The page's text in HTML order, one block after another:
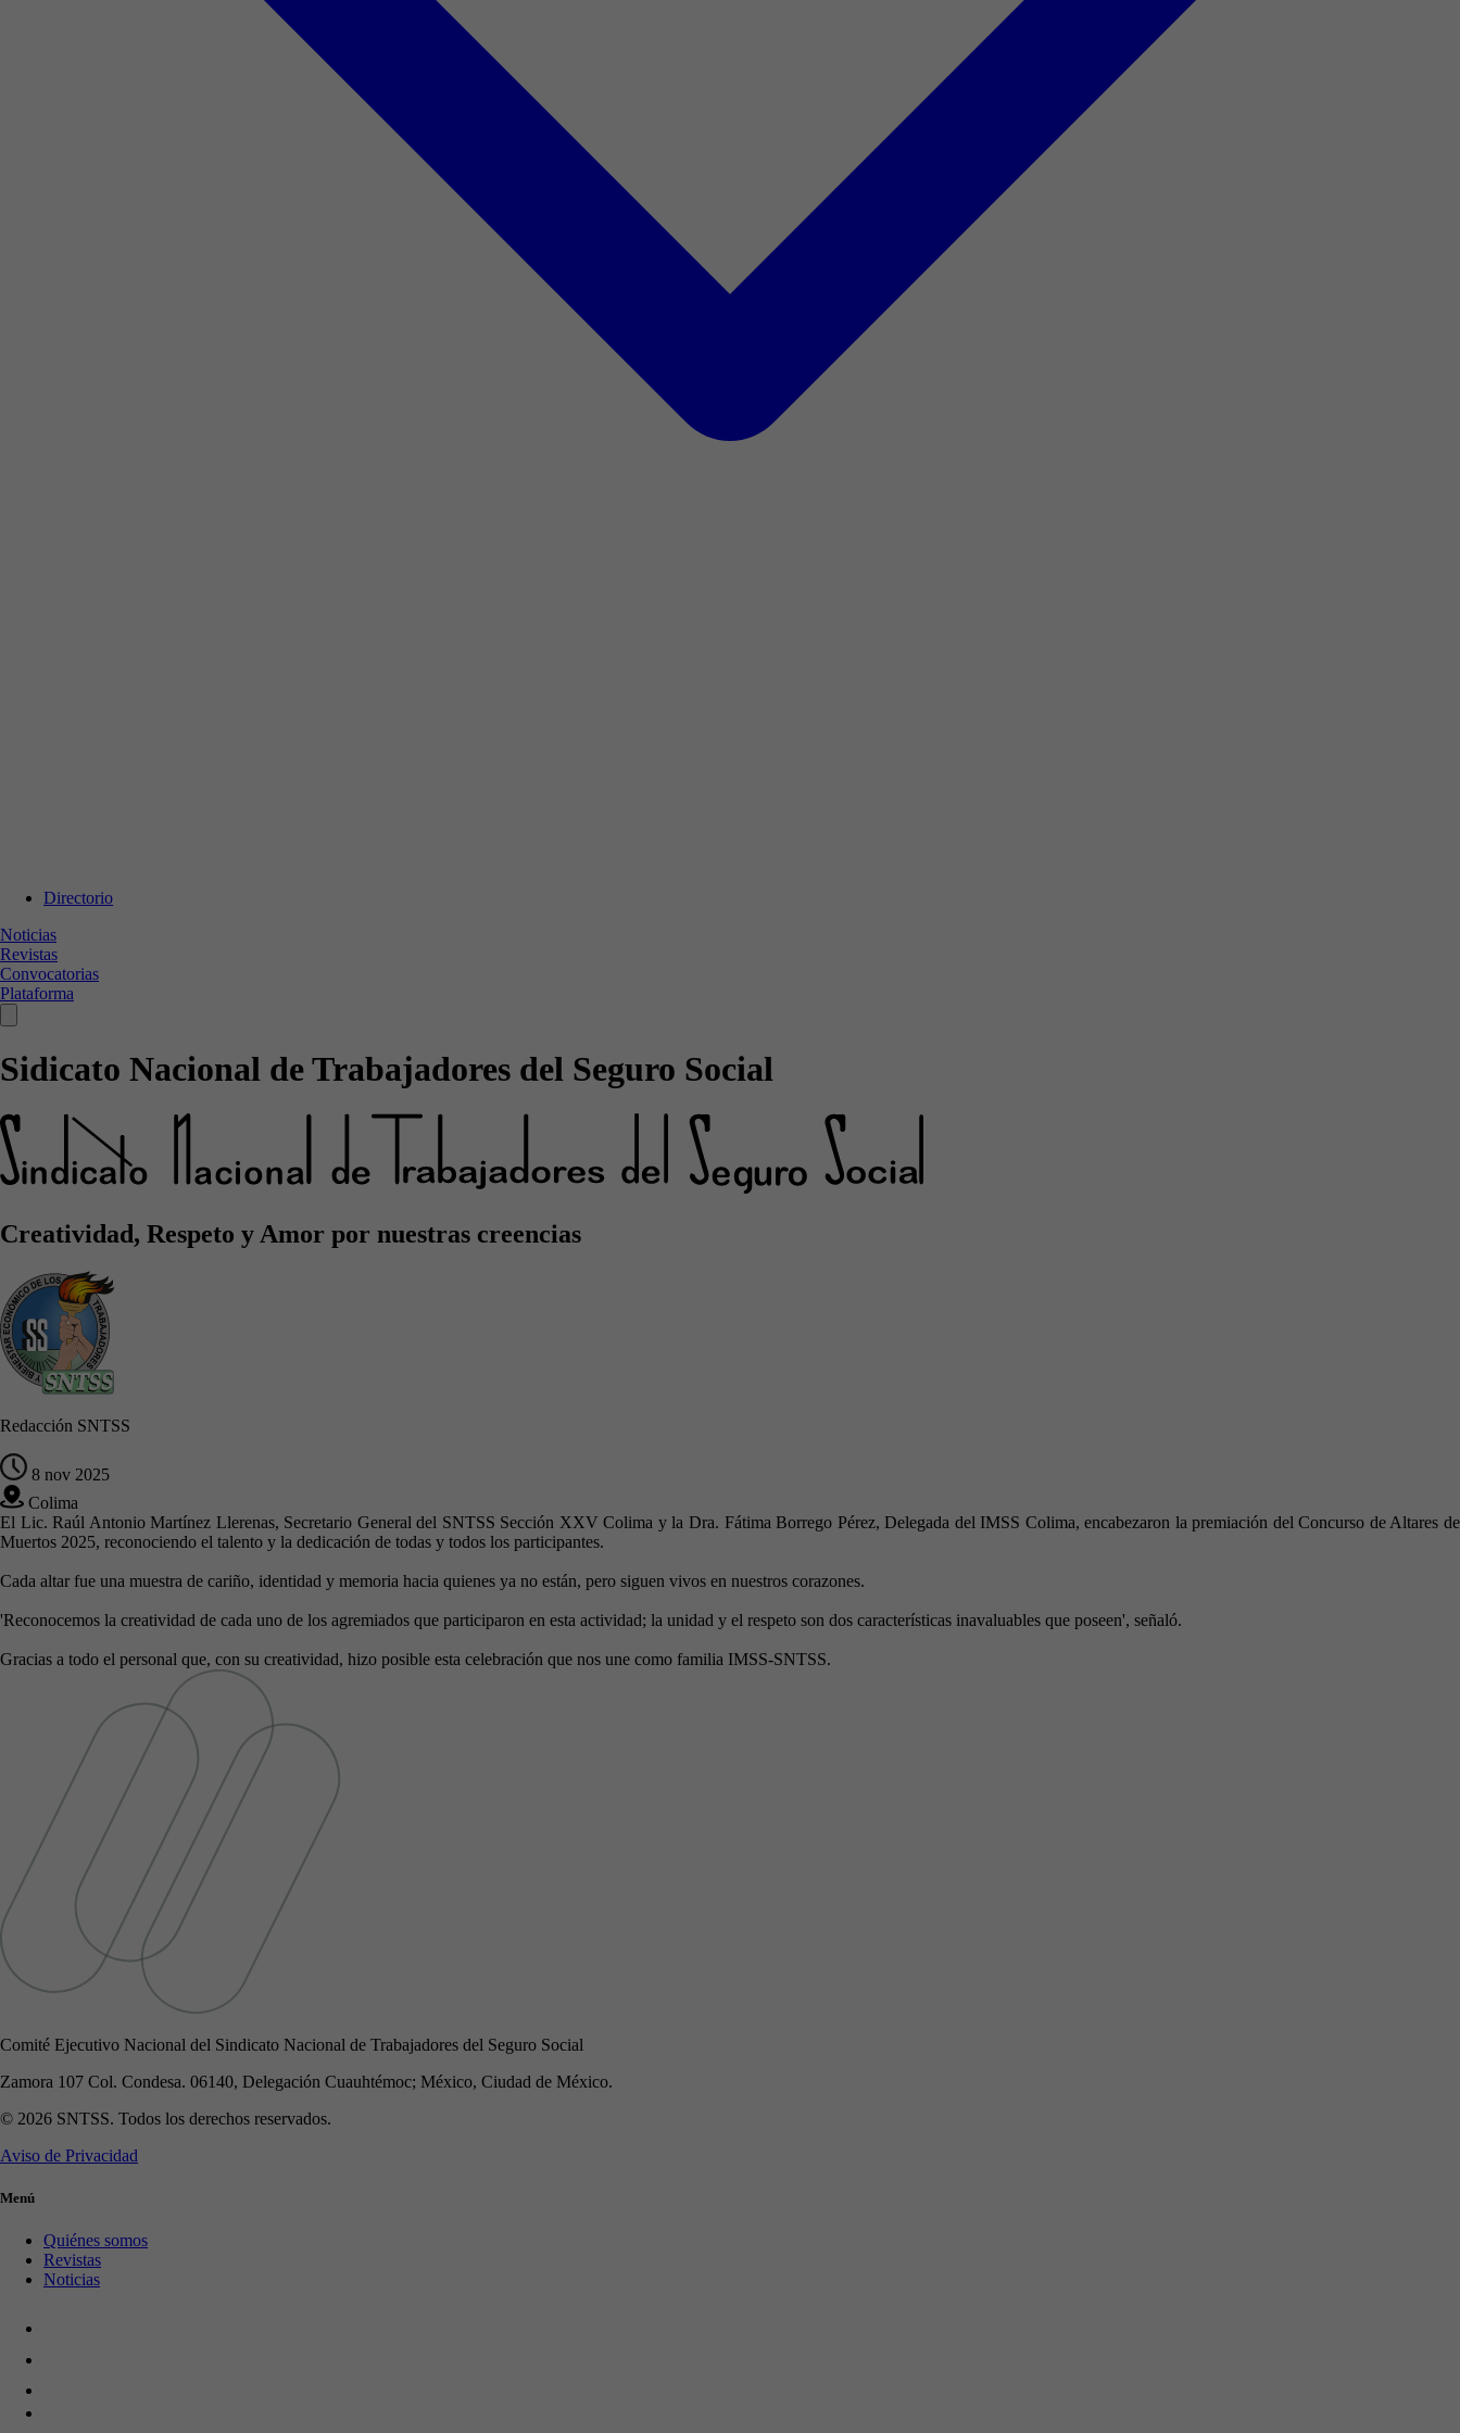
Directorio
Noticias
Revistas
Convocatorias
Plataforma
Sidicato Nacional de Trabajadores del Seguro Social
Creatividad, Respeto y Amor por nuestras creencias
Redacción SNTSS
8 nov 2025
Colima
El Lic. Raúl Antonio Martínez Llerenas, Secretario General del SNTSS Sección XXV Colima y la Dra. Fátima Borrego Pérez, Delegada del IMSS Colima, encabezaron la premiación del Concurso de Altares de
Muertos 2025, reconociendo el talento y la dedicación de todas y todos los participantes.
Cada altar fue una muestra de cariño, identidad y memoria hacia quienes ya no están, pero siguen vivos en nuestros corazones.
'Reconocemos la creatividad de cada uno de los agremiados que participaron en esta actividad; la unidad y el respeto son dos características inavaluables que poseen', señaló.
Gracias a todo el personal que, con su creatividad, hizo posible esta celebración que nos une como familia IMSS-SNTSS.
Comité Ejecutivo Nacional del Sindicato Nacional de Trabajadores del Seguro Social
Zamora 107 Col. Condesa. 06140, Delegación Cuauhtémoc; México, Ciudad de México.
© 2026 SNTSS. Todos los derechos reservados.
Aviso de Privacidad
Menú
Quiénes somos
Revistas
Noticias